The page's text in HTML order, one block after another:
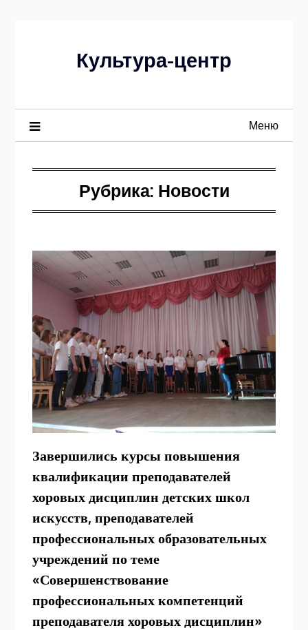
Культура-центр
Меню
Рубрика: Новости
Завершились курсы повышения
квалификации преподавателей
хоровых дисциплин детских школ
искусств, преподавателей
профессиональных образовательных
учреждений по теме
«Совершенствование
профессиональных компетенций
преподавателя хоровых дисциплин»